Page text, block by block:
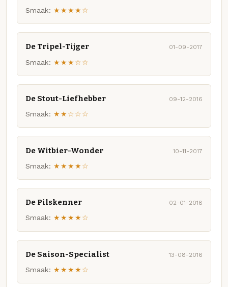
Smaak: ★★★★☆
De Tripel-Tijger 01-09-2017
Smaak: ★★★☆☆
De Stout-Liefhebber 09-12-2016
Smaak: ★★☆☆☆
De Witbier-Wonder 10-11-2017
Smaak: ★★★★☆
De Pilskenner 02-01-2018
Smaak: ★★★★☆
De Saison-Specialist 13-08-2016
Smaak: ★★★★☆